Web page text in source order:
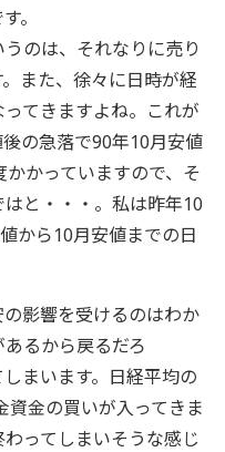
。
のは、それなりに売り
また、徐々に日時が経
てきますよね。これが
の急落で90年10月安値
かっていますので、そ
と・・・。私は昨年10
から10月安値までの日
影響を受けるのはわか
るから戻るだろ
まいます。日経平均の
金の買いが入ってきま
ってしまいそうな感じ